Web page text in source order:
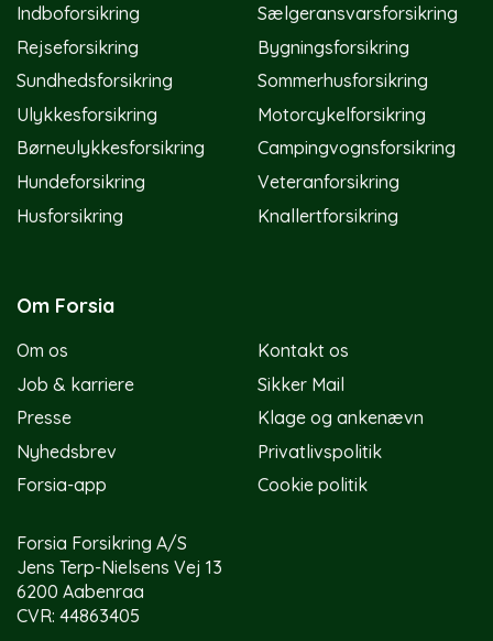
Indboforsikring
Rejseforsikring
Sundhedsforsikring
Ulykkesforsikring
Børneulykkesforsikring
Hundeforsikring
Husforsikring
Sælgeransvarsforsikring
Bygningsforsikring
Sommerhusforsikring
Motorcykelforsikring
Campingvognsforsikring
Veteranforsikring
Knallertforsikring
Om Forsia
Om os
Job & karriere
Presse
Nyhedsbrev
Forsia-app
Kontakt os
Sikker Mail
Klage og ankenævn
Privatlivspolitik
Cookie politik
Forsia Forsikring A/S
Jens Terp-Nielsens Vej 13
6200 Aabenraa
CVR: 44863405